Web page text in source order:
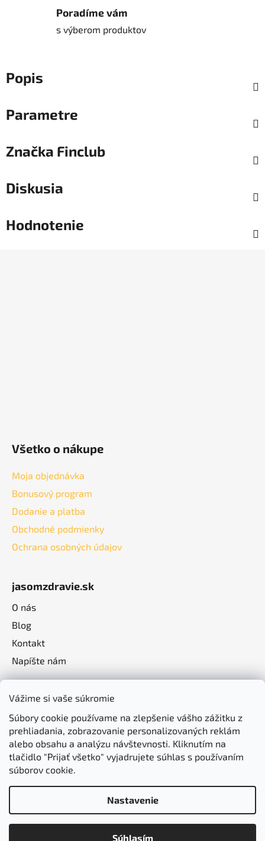
Vážime si vaše súkromie
Súbory cookie používame na zlepšenie vášho zážitku z
prehliadania, zobrazovanie personalizovaných reklám
alebo obsahu a analýzu návštevnosti. Kliknutím na
tlačidlo "Prijať všetko" vyjadrujete súhlas s používaním
súborov cookie.
Nastavenie
Súhlasím
Poradíme vám
s výberom produktov
Popis
Parametre
Značka Finclub
Diskusia
Hodnotenie
Všetko o nákupe
Moja objednávka
Bonusový program
Dodanie a platba
Obchodné podmienky
Ochrana osobných údajov
jasomzdravie.sk
O nás
Blog
Kontakt
Napíšte nám
Vytvoril Shoptet